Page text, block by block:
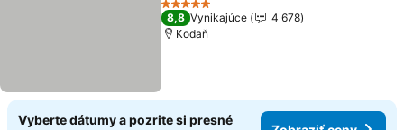
5 Počet hviezdičiek
8,8 Vynikajúce
4 678
Kodaň
Vyberte dátumy a pozrite si presné